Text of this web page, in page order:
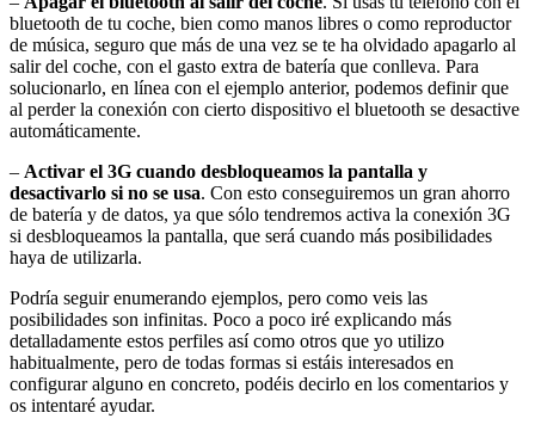
bluetooth de tu coche, bien como manos libres o como reproductor
de música, seguro que más de una vez se te ha olvidado apagarlo al
salir del coche, con el gasto extra de batería que conlleva. Para
solucionarlo, en línea con el ejemplo anterior, podemos definir que
al perder la conexión con cierto dispositivo el bluetooth se desactive
automáticamente.
– Activar el 3G cuando desbloqueamos la pantalla y
desactivarlo si no se usa. Con esto conseguiremos un gran ahorro
de batería y de datos, ya que sólo tendremos activa la conexión 3G
si desbloqueamos la pantalla, que será cuando más posibilidades
haya de utilizarla.
Podría seguir enumerando ejemplos, pero como veis las
posibilidades son infinitas. Poco a poco iré explicando más
detalladamente estos perfiles así como otros que yo utilizo
habitualmente, pero de todas formas si estáis interesados en
configurar alguno en concreto, podéis decirlo en los comentarios y
os intentaré ayudar.